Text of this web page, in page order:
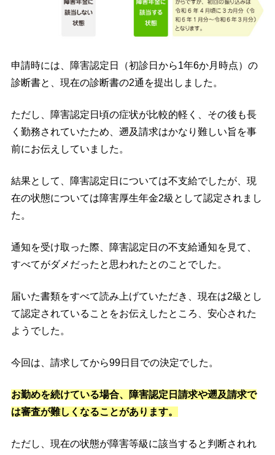
申請時には、障害認定日（初診日から1年6か月時点）の
診断書と、現在の診断書の2通を提出しました。
ただし、障害認定日頃の症状が比較的軽く、その後も長
く勤務されていたため、遡及請求はかなり難しい旨を事
前にお伝えしていました。
結果として、障害認定日については不支給でしたが、現
在の状態については障害厚生年金2級として認定されまし
た。
通知を受け取った際、障害認定日の不支給通知を見て、
すべてがダメだったと思われたとのことでした。
届いた書類をすべて読み上げていただき、現在は2級とし
て認定されていることをお伝えしたところ、安心された
ようでした。
今回は、請求してから99日目での決定でした。
お勤めを続けている場合、障害認定日請求や遡及請求で
は審査が難しくなることがあります。
ただし、現在の状態が障害等級に該当すると判断されれ